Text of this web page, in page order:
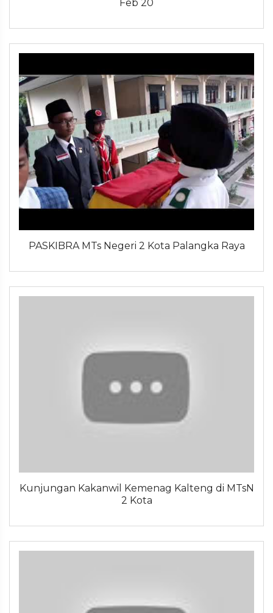
Feb 20
PASKIBRA MTs Negeri 2 Kota Palangka Raya
Kunjungan Kakanwil Kemenag Kalteng di MTsN
2 Kota